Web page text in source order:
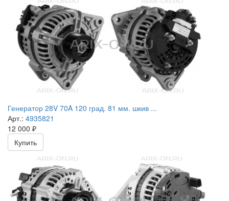
Генератор 28V 70A 120 град. 81 мм. шкив ...
Арт.: 4935821
12 000 ₽
Купить